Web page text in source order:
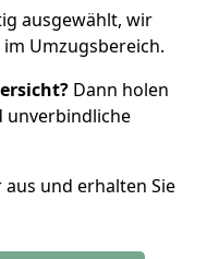
ausgewählt, wir
Umzugsbereich.
Dann holen
unverbindliche
aus und erhalten Sie